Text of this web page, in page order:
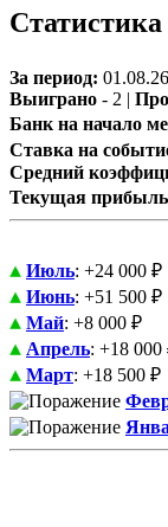
Статистика
За период:
Выиграно - 2 |
Банк на начало
Ставка на
Средний
Текущая
Июль: +24 000 ₽
Июнь: +51 500 ₽
Май: +8 000 ₽
Апрель: +18 000
Март: +18 500 ₽